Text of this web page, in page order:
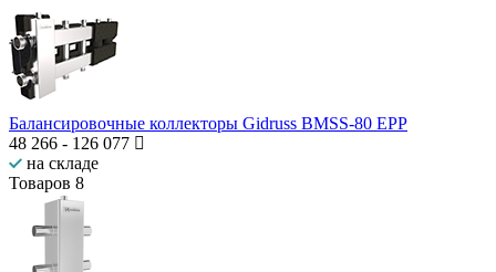
Балансировочные коллекторы Gidruss BMSS-80 EPP
48 266 - 126 077
на складе
Товаров 8